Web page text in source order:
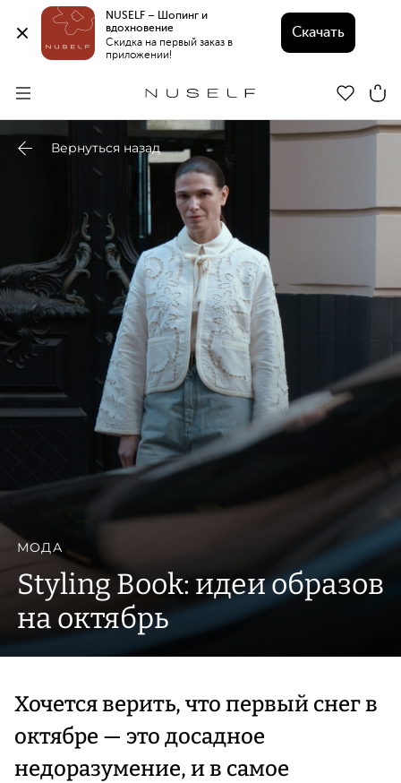
NUSELF – Шопинг и
вдохновение
Скидка на первый заказ в
приложении!
Скачать
Вернуться назад
МОДА
Styling Book: идеи образов
на октябрь
Хочется верить, что первый снег в
октябре — это досадное
недоразумение, и в самое